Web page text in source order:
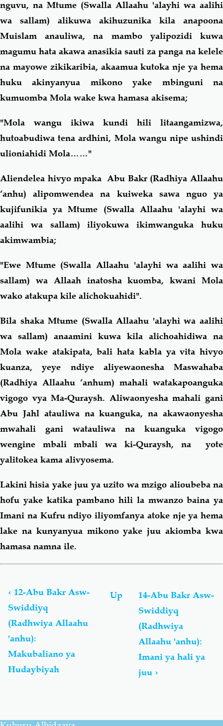
nguvu, na Mtume (Swalla Allaahu 'alayhi wa aalihi
wa sallam) alikuwa akihuzunika kila anapoona
Muislam anauliwa, na mambo yalipozidi kuwa
magumu hata akawa anasikia sauti za panga na kelele
na mayowe zikikaribia, akaamua kutoka nje ya hema
huku akinyanyua mikono yake mbinguni na
kumuomba Mola wake kwa hamasa akisema;
"Mola wangu ikiwa kundi hili litaangamizwa,
hutoabudiwa tena ardhini, Mola wangu nipe ushindi
ulioniahidi Mola……"
Aliendelea hivyo mpaka Abu Bakr (Radhiya Allaahu
‘anhu) alipomwendea na kuiweka sawa nguo ya
kujifunikia ya Mtume (Swalla Allaahu 'alayhi wa
aalihi wa sallam) iliyokuwa ikimwanguka huku
akimwambia;
"Ewe Mtume (Swalla Allaahu 'alayhi wa aalihi wa
sallam) wa Allaah inatosha kuomba, kwani Mola
wako atakupa kile alichokuahidi".
Bila shaka Mtume (Swalla Allaahu 'alayhi wa aalihi
wa sallam) anaamini kuwa kila alichoahidiwa na
Mola wake atakipata, bali hata kabla ya vita hivyo
kuanza, yeye ndiye aliyewaonesha Maswahaba
(Radhiya Allaahu ‘anhum) mahali watakapoanguka
vigogo vya Ma-Quraysh. Aliwaonyesha mahali gani
Abu Jahl atauliwa na kuanguka, na akawaonyesha
mwahali gani watauliwa na kuanguka vigogo
wengine mbali mbali wa ki-Quraysh, na yote
yalitokea kama alivyosema.
Lakini hisia yake juu ya uzito wa mzigo alioubeba na
hofu yake katika pambano hili la mwanzo baina ya
Imani na Kufru ndiyo iliyomfanya atoke nje ya hema
lake na kunyanyua mikono yake juu akiomba kwa
hamasa namna ile.
links
for
Abu
Bakr
Asw-
Swiddiyq
الله
‹ 12-Abu Bakr Asw-
Swiddiyq
(Radhwiya Allaahu
'anhu):
Makubaliano ya
Hudaybiyah
Up
14-Abu Bakr Asw-
Swiddiyq
(Radhwiya
Allaahu 'anhu):
Imani ya hali ya
juu ›